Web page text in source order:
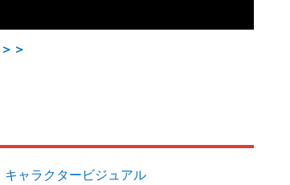
＞
キャラクタービジュアル